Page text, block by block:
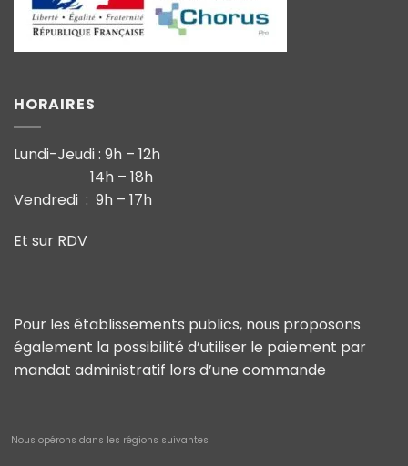
HORAIRES
Lundi-Jeudi : 9h – 12h
14h – 18h
Vendredi : 9h – 17h
Et sur RDV
Pour les établissements publics, nous proposons
également la possibilité d’utiliser le paiement par
mandat administratif lors d’une commande
Nous opérons dans les régions suivantes